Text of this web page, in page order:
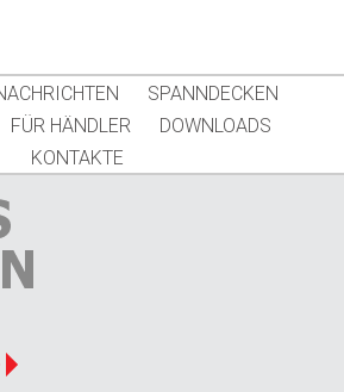
SPANNDECKEN
FÜR HÄNDLER
DOWNLOADS
KONTAKTE